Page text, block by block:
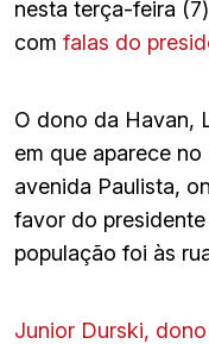
nesta terça-feira
com falas do
O dono da Havan,
em que aparece
avenida Paulista,
favor do
população foi às
Junior Durski,